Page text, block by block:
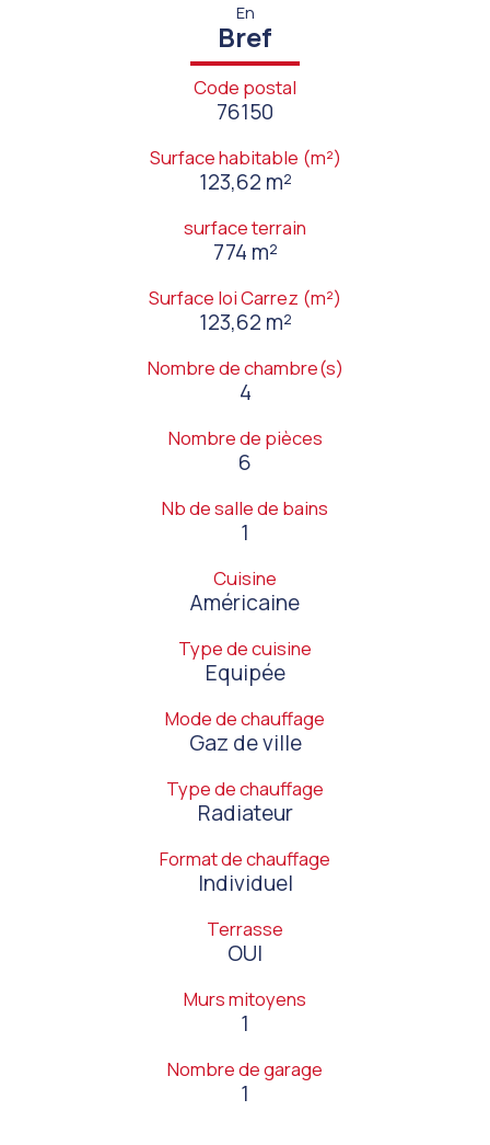
En
Bref
Code postal
76150
Surface habitable (m²)
123,62 m²
surface terrain
774 m²
Surface loi Carrez (m²)
123,62 m²
Nombre de chambre(s)
4
Nombre de pièces
6
Nb de salle de bains
1
Cuisine
Américaine
Type de cuisine
Equipée
Mode de chauffage
Gaz de ville
Type de chauffage
Radiateur
Format de chauffage
Individuel
Terrasse
OUI
Murs mitoyens
1
Nombre de garage
1